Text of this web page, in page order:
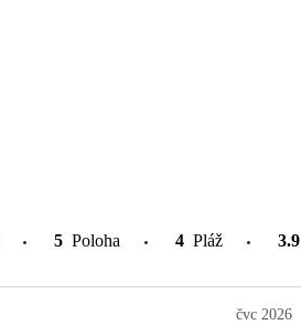
5 Poloha 4 Pláž 3.9
čvc 2026